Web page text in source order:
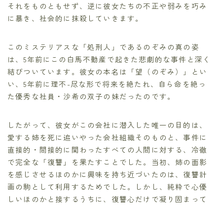
それをものともせず、逆に彼女たちの不正や弱みを巧み
に暴き、社会的に抹殺していきます。
このミステリアスな「処刑人」であるのぞみの真の姿
は、5年前にこの白馬不動産で起きた悲劇的な事件と深く
結びついています。彼女の本名は「望（のぞみ）」とい
い、5年前に理不-尽な形で将来を絶たれ、自ら命を絶っ
た優秀な社員・沙希の双子の妹だったのです。
したがって、彼女がこの会社に潜入した唯一の目的は、
愛する姉を死に追いやった会社組織そのものと、事件に
直接的・間接的に関わったすべての人間に対する、冷徹
で完全な「復讐」を果たすことでした。当初、姉の面影
を感じさせるほのかに興味を持ち近づいたのは、復讐計
画の駒として利用するためでした。しかし、純粋で心優
しいほのかと接するうちに、復讐心だけで凝り固まって